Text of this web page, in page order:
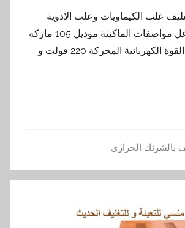
علب الكيماويات وعلب الادوية
وعلب العطور وعل مواصفات الماكينة موديل 105 ماركة
المهندس منسي القوة الكهربائية المحركة 220 فولت و
بالشرنك الحراري